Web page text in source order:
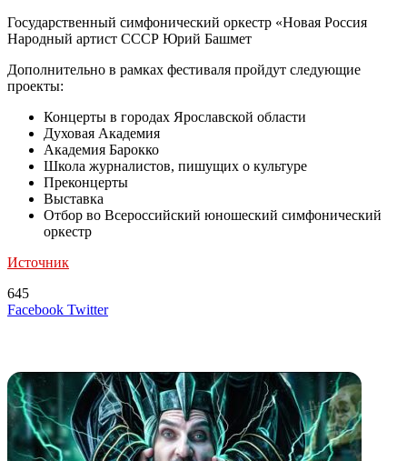
Государственный симфонический оркестр «Новая Россия
Народный артист СССР Юрий Башмет
Дополнительно в рамках фестиваля пройдут следующие
проекты:
Концерты в городах Ярославской области
Духовая Академия
Академия Барокко
Школа журналистов, пишущих о культуре
Преконцерты
Выставка
Отбор во Всероссийский юношеский симфонический
оркестр
Источник
645
Facebook TwitterLinkedIn
Tumblr
Reddit
Вконтакте
Одноклассники
Skype
Messenger
Messenger
WhatsApp
Telegram
Viber
Line
Поделиться
Печатать